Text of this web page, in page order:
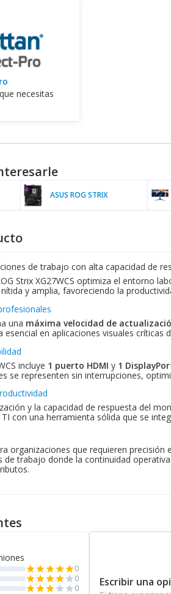
necesitas
ASUS ROG STRIX
de trabajo con alta capacidad de
Strix XG27WCS optimiza el entorno
y amplia, favoreciendo la
una máxima velocidad de
en aplicaciones visuales críticas
incluye 1 puerto HDMI y 1
se representen sin interrupciones,
y la capacidad de respuesta del
con una herramienta sólida que se
organizaciones que requieren
de trabajo donde la continuidad
starstarstarstarstar0
starstarstarstarstar0
starstarstarstar star0 Escribir una